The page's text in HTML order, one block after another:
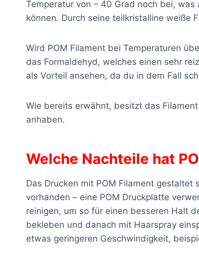
Temperatur von – 40 Grad noch bei,
können. Durch seine teilkristalline weiße
Wird POM Filament bei Temperaturen
das Formaldehyd, welches einen sehr
als Vorteil ansehen, da du in dem Fall
Wie bereits erwähnt, besitzt das
anhaben.
Welche Nachteile hat
Das Drucken mit POM Filament
vorhanden – eine POM Druckplatte
reinigen, um so für einen besseren Halt
bekleben und danach mit Haarspray
etwas geringeren Geschwindigkeit,